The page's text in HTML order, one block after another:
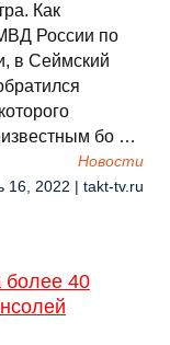
Как
России по
в Сеймский
бо …
Новости
16, 2022 | takt-tv.ru
более 40